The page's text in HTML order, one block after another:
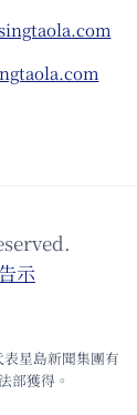
⽰
星島新聞集團有
部獲得。